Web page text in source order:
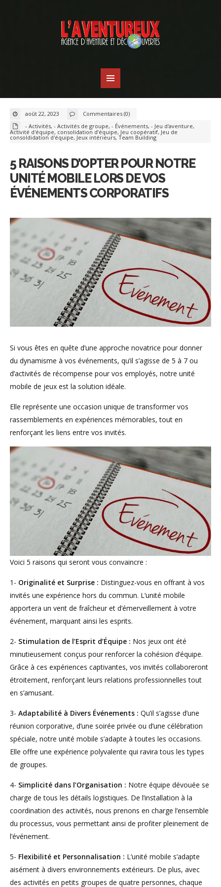
août 22, 2023
Commentaires (0)
- Activités, - Activités de groupe, - Événements, - Jeu d'aventure,
Activité d'équipe, consolidation d’équipe, Jeu coopératif, Jeu de
consoldidation d'équipe, Jeux intérieurs,Team Building
5 RAISONS D’OPTER POUR NOTRE
UNITÉ MOBILE LORS DE VOS
ÉVÉNEMENTS CORPORATIFS
Si vous êtes en quête d’une approche novatrice pour donner
du dynamisme à vos événements, qu’il s’agisse de 5 à 7 ou
d’activités de récompense pour vos employés, notre unité
mobile de jeux est la solution idéale.
Elle représente une occasion unique de transformer vos
rassemblements en expériences mémorables, tout en
renforçant les liens entre vos invités.
Voici 5 raisons qui seront vous convaincre :
1- Originalité et Surprise : Distinguez-vous en offrant à vos
invités une expérience hors du commun. L’unité mobile
apportera un vent de fraîcheur et d’émerveillement à votre
événement, marquant ainsi les esprits.
2- Stimulation de l’Esprit d’Équipe : Nos jeux ont été
minutieusement conçus pour renforcer la cohésion d’équipe.
Grâce à ces expériences captivantes, vos invités collaboreront
étroitement, renforçant leurs relations professionnelles tout
en s’amusant.
3- Adaptabilité à Divers Événements : Qu’il s’agisse d’une
réunion corporative, d’une soirée privée ou d’une célébration
spéciale, notre unité mobile s’adapte à toutes les occasions.
Elle offre une expérience polyvalente qui ravira tous les types
de groupes.
4- Simplicité dans l’Organisation : Notre équipe dévouée se
charge de tous les détails logistiques. De l’installation à la
coordination des activités, nous prenons en charge l’ensemble
du processus, vous permettant ainsi de profiter pleinement de
l’événement.
5- Flexibilité et Personnalisation : L’unité mobile s’adapte
aisément à divers environnements extérieurs. De plus, avec
des activités en petits groupes de quatre personnes, chaque